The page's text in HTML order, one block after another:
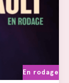
En rodage